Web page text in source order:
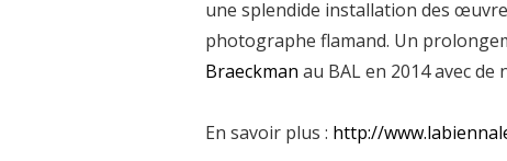
une splendide installation des
photographe flamand. Un
Braeckman au BAL en 2014 avec de
En savoir plus : http://